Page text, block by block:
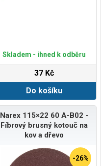
Skladem - ihned k odběru
37 Kč
Do košíku
Narex 115×22 60 A-B02 -
Fíbrový brusný kotouč na
kov a dřevo
-26%